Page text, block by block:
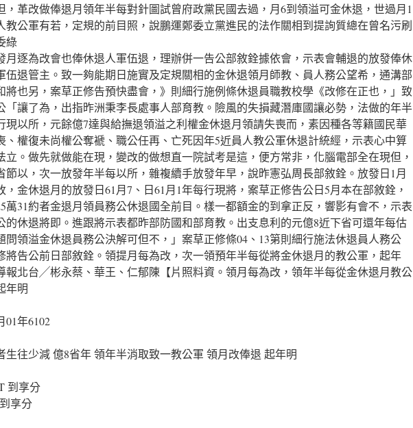
，革改做俸退月領年半每對針圖試曾府政黨民國去過，月6到領溢可金休退，世過月1
教公軍有若，定規的前目照，說鵬運鄭委立黨進民的法作關相到提詢質總在曾名污刷
綠
月逐為改會也俸休退人軍伍退，理辦併一告公部敘銓據依會，示表會輔退的放發俸休
伍退管主。致一夠能期日施實及定規關相的金休退領月師教、員人務公望希，通溝部
將也另，案草正修告預快盡會，》則細行施例條休退員職教校學《改修在正也，」致
「讓了為，出指昨洲秉李長處事人部育教。險風的失損藏潛庫國讓必勢，法做的年半
現以所，元餘億7達與給撫退領溢之利權金休退月領請失喪而，素因種各等籍國民華
、權復未尚權公奪褫、職公任再、亡死因年5近員人教公軍休退計統經，示表心中算
立。做先就做能在現，變改的做想直一院試考是這，便方常非，化腦電部全在現但，
節以，次一放發年半每以所，雜複續手放發年早，說昨憲弘周長部敘銓。放發日1月
，金休退月的放發日61月7、日61月1年每行現將，案草正修告公日5月本在部敘銓，
萬31約者金退月領員務公休退國全前目。樣一都額金的到拿正反，響影有會不，示表
的休退將即。進跟將示表都昨部防國和部育教。出支息利的元億8近下省可還年每估
問領溢金休退員務公決解可但不，」案草正修條04、13第則細行施法休退員人務公
將告公前日部敘銓。領提月每為改，次一領預年半每從將金休退月的教公軍，起年
報北台╱彬永蔡、華王、仁郁陳【片照料資。領月每為改，領年半每從金休退月教公
年明
01年6102
生往少減 億8省年 領年半消取致一教公軍 領月改俸退 起年明
到享分
享分